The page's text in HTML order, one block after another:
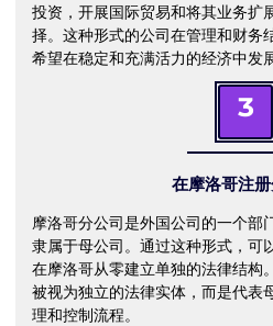
投资，开展国际贸易和将其业务扩
择。这种形式的公司在管理和财务
希望在稳定和充满活力的经济中发
3
在摩洛哥注册
摩洛哥分公司是外国公司的一个部
隶属于母公司。通过这种形式，可
在摩洛哥从零建立单独的法律结构
被视为独立的法律实体，而是代表
理和控制流程。